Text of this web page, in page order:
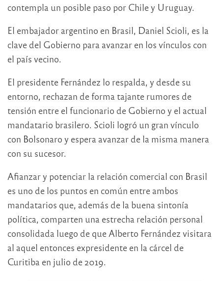
contempla un posible paso por Chile y Uruguay.
El embajador argentino en Brasil, Daniel Scioli, es la
clave del Gobierno para avanzar en los vínculos con
el país vecino.
El presidente Fernández lo respalda, y desde su
entorno, rechazan de forma tajante rumores de
tensión entre el funcionario de Gobierno y el actual
mandatario brasilero. Scioli logró un gran vínculo
con Bolsonaro y espera avanzar de la misma manera
con su sucesor.
Afianzar y potenciar la relación comercial con Brasil
es uno de los puntos en común entre ambos
mandatarios que, además de la buena sintonía
política, comparten una estrecha relación personal
consolidada luego de que Alberto Fernández visitara
al aquel entonces expresidente en la cárcel de
Curitiba en julio de 2019.